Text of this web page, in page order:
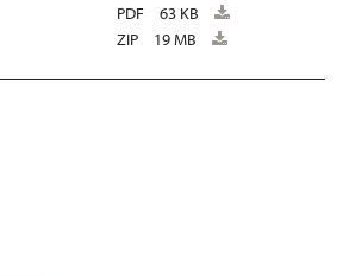
PDF
63 KB
ZIP 19 MB